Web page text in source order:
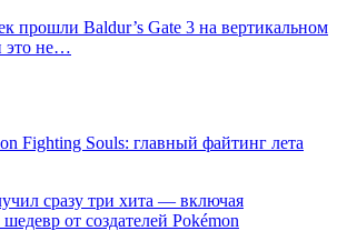
прошли Baldur’s Gate 3 на вертикальном
это не…
Fighting Souls: главный файтинг лета
сразу три хита — включая
от создателей Pokémon